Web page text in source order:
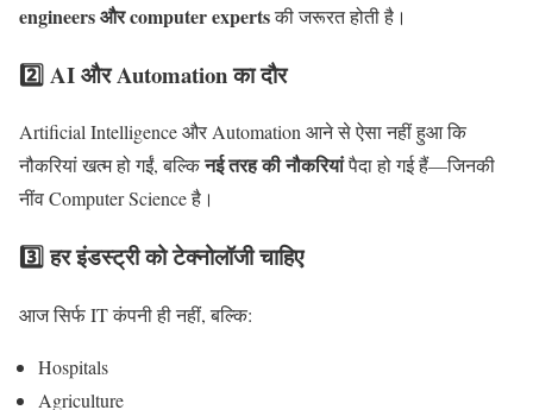
engineers और computer expertsकी जरूरत होती है।
2️⃣ AI और Automation का दौर
Artificial Intelligence और Automation आने से ऐसा नहीं हुआ कि
नौकरियां खत्म हो गईं, बल्किनई तरह की नौकरियांपैदा हो गई हैं—जिनकी
नींव Computer Science है।
3️⃣ हर इंडस्ट्री को टेक्नोलॉजी चाहिए
आज सिर्फ IT कंपनी ही नहीं, बल्कि:
Hospitals
Agriculture